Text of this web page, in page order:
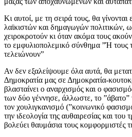
Κι αυτοί, με τη σειρά τους, θα
λαϊκιστών και δημαγωγών πολιτικών,
χειροκροτούν κι όταν ακόμα τους
το εμφυλιοπολεμικό σύνθημα ”Ή τους
τελειώνουν”
Αν δεν εξαλείψουμε όλα αυτά, θα
Δημοκρατία μας σε Δημοκρατία-
βλασταίνει ο αναρχισμός και ο
των δύο γέννησε, άλλωστε, το ”άβατο”
τον χουλιγκανισμό (”κοινωνικό
την ιδεολογία της αυθαιρεσίας και
βολεύει θαυμάσια τους κομφορμιστές